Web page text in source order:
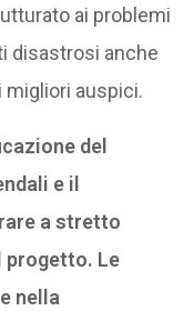
ai problemi
disastrosi anche
migliori auspici.
del
e il
a stretto
progetto. Le
nella